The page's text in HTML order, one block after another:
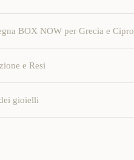
BOX NOW per Grecia e Cipro
e Resi
gioielli